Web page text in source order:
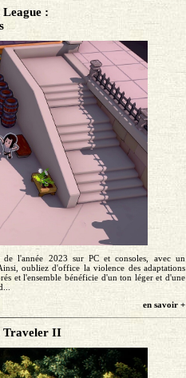
:
de l'année 2023 sur PC et consoles, avec un
oubliez d'office la violence des adaptations
et l'ensemble bénéficie d'un ton léger et d'une
en savoir +
Traveler II